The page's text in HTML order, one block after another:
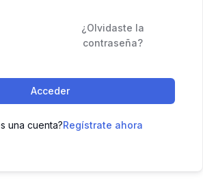
¿Olvidaste la
contraseña?
Acceder
una cuenta?Regístrate ahora